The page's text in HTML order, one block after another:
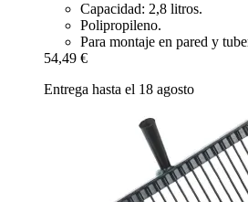
Capacidad: 2,8 litros.
Polipropileno.
Para montaje en pared y
54,49 €
Entrega hasta el 18 agosto